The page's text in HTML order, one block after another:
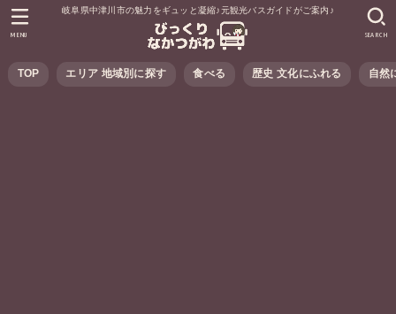
岐阜県中津川市の魅力をギュッと凝縮♪元観光バスガイドがご案内♪
TOP エリア 地域別に探す 食べる 歴史 文化にふれる 自然
SEARCH
MENU